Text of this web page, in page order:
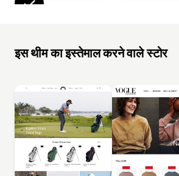
इस थीम का इस्तेमाल करने वाले स्टोर